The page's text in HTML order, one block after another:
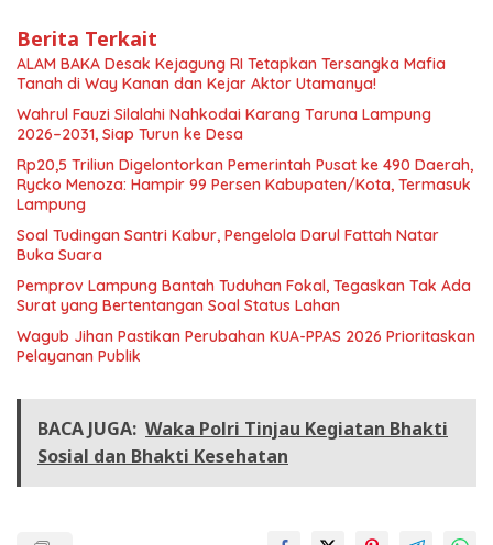
Berita Terkait
ALAM BAKA Desak Kejagung RI Tetapkan Tersangka Mafia
Tanah di Way Kanan dan Kejar Aktor Utamanya!
Wahrul Fauzi Silalahi Nahkodai Karang Taruna Lampung
2026–2031, Siap Turun ke Desa
Rp20,5 Triliun Digelontorkan Pemerintah Pusat ke 490 Daerah,
Rycko Menoza: Hampir 99 Persen Kabupaten/Kota, Termasuk
Lampung
Soal Tudingan Santri Kabur, Pengelola Darul Fattah Natar
Buka Suara
Pemprov Lampung Bantah Tuduhan Fokal, Tegaskan Tak Ada
Surat yang Bertentangan Soal Status Lahan
Wagub Jihan Pastikan Perubahan KUA-PPAS 2026 Prioritaskan
Pelayanan Publik
BACA JUGA: Waka Polri Tinjau Kegiatan Bhakti
Sosial dan Bhakti Kesehatan